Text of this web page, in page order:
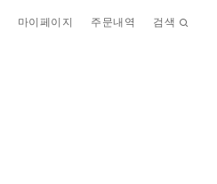
마이페이지 주문내역 검색